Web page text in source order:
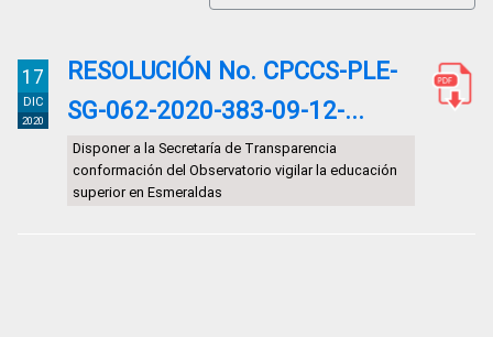
17
DIC
2020
RESOLUCIÓN No. CPCCS-PLE-
SG-062-2020-383-09-12-...
Disponer a la Secretaría de Transparencia
conformación del Observatorio vigilar la educación
superior en Esmeraldas